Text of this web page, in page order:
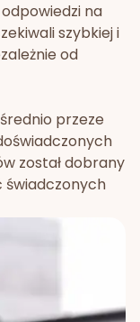
na
szybkiej i
od
przeze
został dobrany
świadczonych